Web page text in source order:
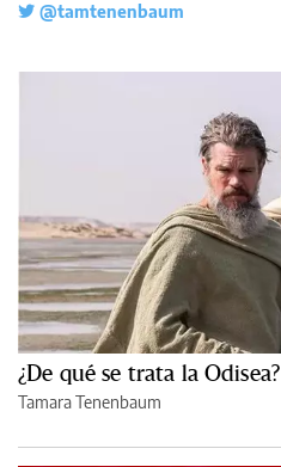
@tamtenenbaum
¿De qué se trata la Odisea?
Tamara Tenenbaum